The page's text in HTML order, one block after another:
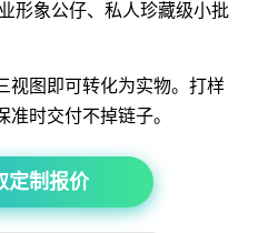
形象公仔、私人珍藏级小批
视图即可转化为实物。打样
时交付不掉链子。
定制报价